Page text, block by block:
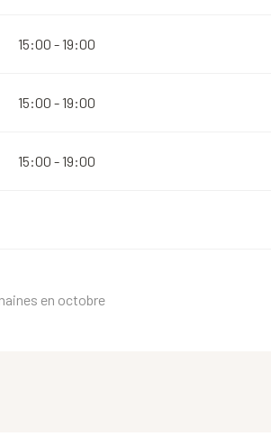
15:00 - 19:00
15:00 - 19:00
15:00 - 19:00
en octobre